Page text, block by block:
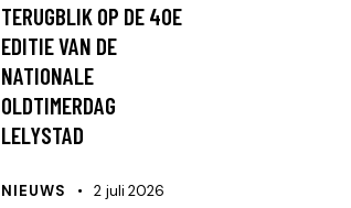
TERUGBLIK OP DE 40E
EDITIE VAN DE
NATIONALE
OLDTIMERDAG
LELYSTAD
NIEUWS 2 juli 2026